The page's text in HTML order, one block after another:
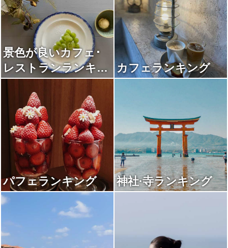
景色が良いカフェ･
レストランランキン
グ
カフェランキング
パフェランキング 神社·寺ランキング